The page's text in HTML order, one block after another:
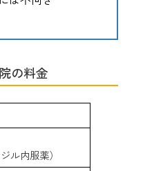
の料金
ル内服薬）